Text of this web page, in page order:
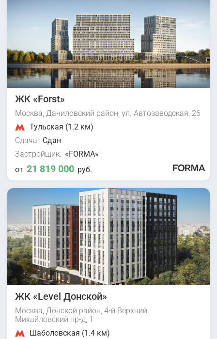
ЖК «Forst»
Москва, Даниловский район, ул. Автозаводская, 26
Тульская (1.2 км)
Сдача: Сдан
Застройщик: «FORMA»
от 21 819 000 руб.
ЖК «Level Донской»
Москва, Донской район, 4-й Верхний
Михайловский пр-д, 1
Шаболовская (1.4 км)